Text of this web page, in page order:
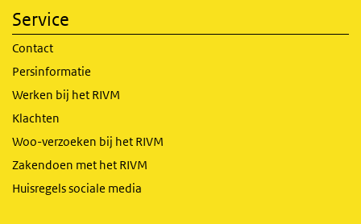
Service
Contact
Persinformatie
Werken bij het RIVM
Klachten
Woo-verzoeken bij het RIVM
Zakendoen met het RIVM
Huisregels sociale media